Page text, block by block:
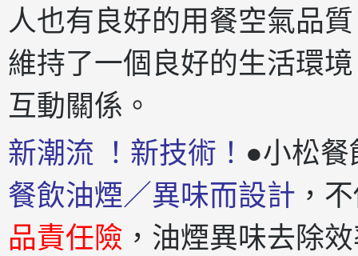
人也有良好的用餐空氣品
維持了一個良好的生活環
互動關係。
新潮流 ！新技術！ ●小松餐
餐飲油煙／異味而設計 ，
品責任險 ，油煙異味去除